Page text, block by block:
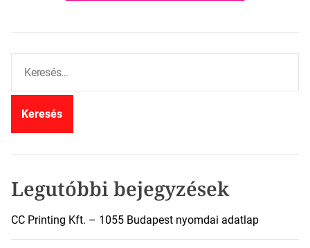
r
Legutóbbi bejegyzések
CC Printing Kft. – 1055 Budapest nyomdai adatlap